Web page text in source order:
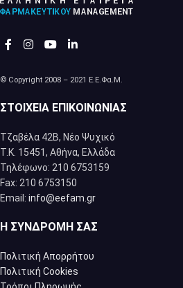
© Copyright 2008 – 2021 Ε.Ε.Φα.Μ.
ΣΤΟΙΧΕΊΑ ΕΠΙΚΟΙΝΩΝΊΑΣ
Τζαβέλα 42Β, Νέο Ψυχικό
Τ.Κ. 15451, Αθήνα, Eλλάδα
Τηλέφωνο: 210 6753159
Fax: 210 6753150
Email: info@eefam.gr
Η ΣΥΝΔΡΟΜΉ ΣΑΣ
Πολιτική Απορρήτου
Πολιτική Cookies